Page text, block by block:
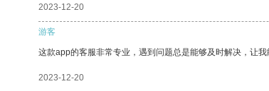
2023-12-20
游客
这款app的客服非常专业，遇到问题总是能够及时解决，让我
2023-12-20